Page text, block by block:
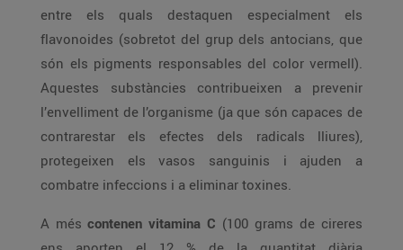
entre els quals destaquen especialment els
flavonoides (sobretot del grup dels antocians, que
són els pigments responsables del color vermell).
Aquestes substàncies contribueixen a prevenir
l’envelliment de l’organisme (ja que són capaces de
contrarestar els efectes dels radicals lliures),
protegeixen els vasos sanguinis i ajuden a
combatre infeccions i a eliminar toxines.
A més contenen vitamina C (100 grams de cireres